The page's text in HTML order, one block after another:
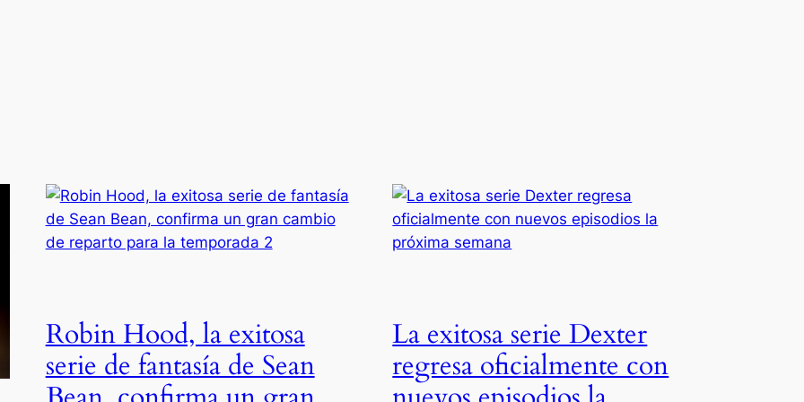
Robin Hood, la exitosa
serie de fantasía de Sean
La exitosa serie Dexter
regresa oficialmente con